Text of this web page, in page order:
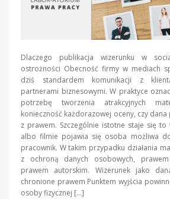
Dlaczego publikacja wizerunku w
ostrożności Obecność firmy w mediach
dziś standardem komunikacji z
partnerami biznesowymi. W praktyce
potrzebę tworzenia atrakcyjnych
konieczność każdorazowej oceny, czy
z prawem. Szczególnie istotne staje się
albo filmie pojawia się osoba możliwa
pracownik. W takim przypadku działania
z ochroną danych osobowych,
prawem autorskim. Wizerunek jako
chronione prawem Punktem wyjścia
osoby fizycznej […]